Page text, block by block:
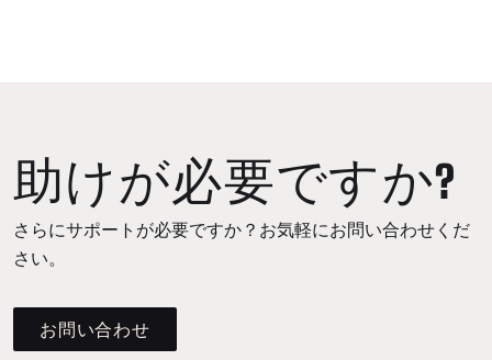
助けが必要ですか?
さらにサポートが必要ですか？お気軽にお問い合わせくだ
さい。
お問い合わせ